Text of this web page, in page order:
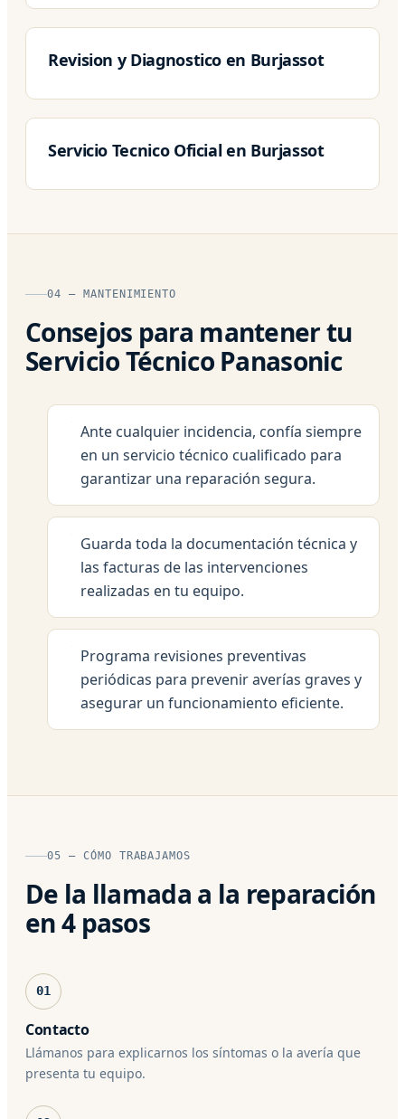
Revision y Diagnostico en Burjassot
Servicio Tecnico Oficial en Burjassot
04 — MANTENIMIENTO
Consejos para mantener tu
Servicio Técnico Panasonic
Ante cualquier incidencia, confía siempre
en un servicio técnico cualificado para
garantizar una reparación segura.
Guarda toda la documentación técnica y
las facturas de las intervenciones
realizadas en tu equipo.
Programa revisiones preventivas
periódicas para prevenir averías graves y
asegurar un funcionamiento eficiente.
05 — CÓMO TRABAJAMOS
De la llamada a la reparación
en 4 pasos
01
Contacto
Llámanos para explicarnos los síntomas o la avería que
presenta tu equipo.